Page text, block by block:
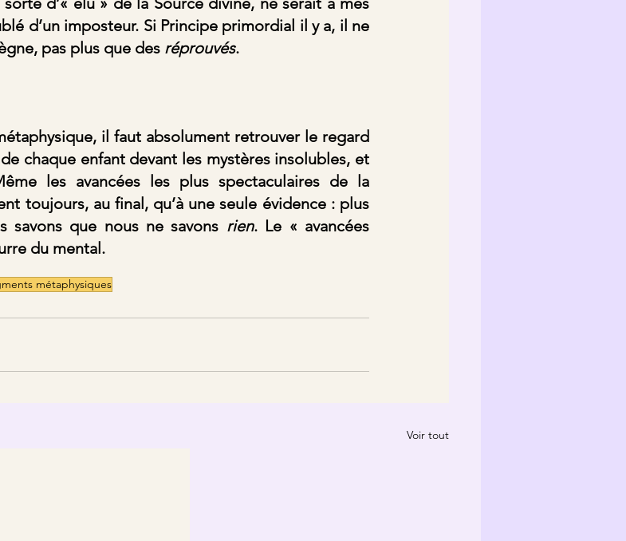
d’un imposteur. Si Principe primordial il y a, il ne
pas plus que des réprouvés.
il faut absolument retrouver le regard
chaque enfant devant les mystères insolubles, et
les avancées les plus spectaculaires de la
toujours, au final, qu’à une seule évidence : plus
savons que nous ne savons rien. Le « avancées
du mental.
métaphysiques
Voir tout